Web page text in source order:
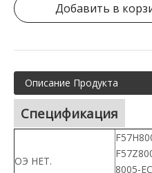
Добавить в
Описание Продукта
Спецификация
ОЭ НЕТ.
8005-